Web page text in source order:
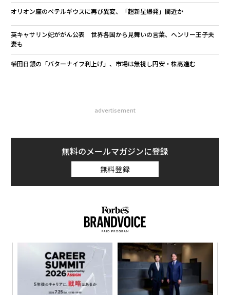
オリオン座のベテルギウスに再び異変、「超新星爆発」間近か
英キャサリン妃ががん公表 世界各国から見舞いの言葉、ヘンリー王子夫
妻も
植田日銀の「バターナイフ利上げ」、市場は無視し円安・株高進む
advertisement
無料のメールマガジンに登録
無料登録